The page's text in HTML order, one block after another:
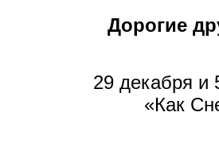
Дорогие
29 декабря и
«Как